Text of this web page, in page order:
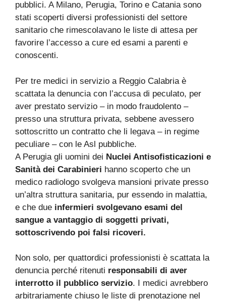
pubblici. A Milano, Perugia, Torino e Catania sono
stati scoperti diversi professionisti del settore
sanitario che rimescolavano le liste di attesa per
favorire l’accesso a cure ed esami a parenti e
conoscenti.
Per tre medici in servizio a Reggio Calabria è
scattata la denuncia con l’accusa di peculato, per
aver prestato servizio – in modo fraudolento –
presso una struttura privata, sebbene avessero
sottoscritto un contratto che li legava – in regime
peculiare – con le Asl pubbliche.
A Perugia gli uomini dei Nuclei Antisofisticazioni e
Sanità dei Carabinieri hanno scoperto che un
medico radiologo svolgeva mansioni private presso
un’altra struttura sanitaria, pur essendo in malattia,
e che due infermieri svolgevano esami del
sangue a vantaggio di soggetti privati,
sottoscrivendo poi falsi ricoveri.
Non solo, per quattordici professionisti è scattata la
denuncia perché ritenuti responsabili di aver
interrotto il pubblico servizio. I medici avrebbero
arbitrariamente chiuso le liste di prenotazione nel